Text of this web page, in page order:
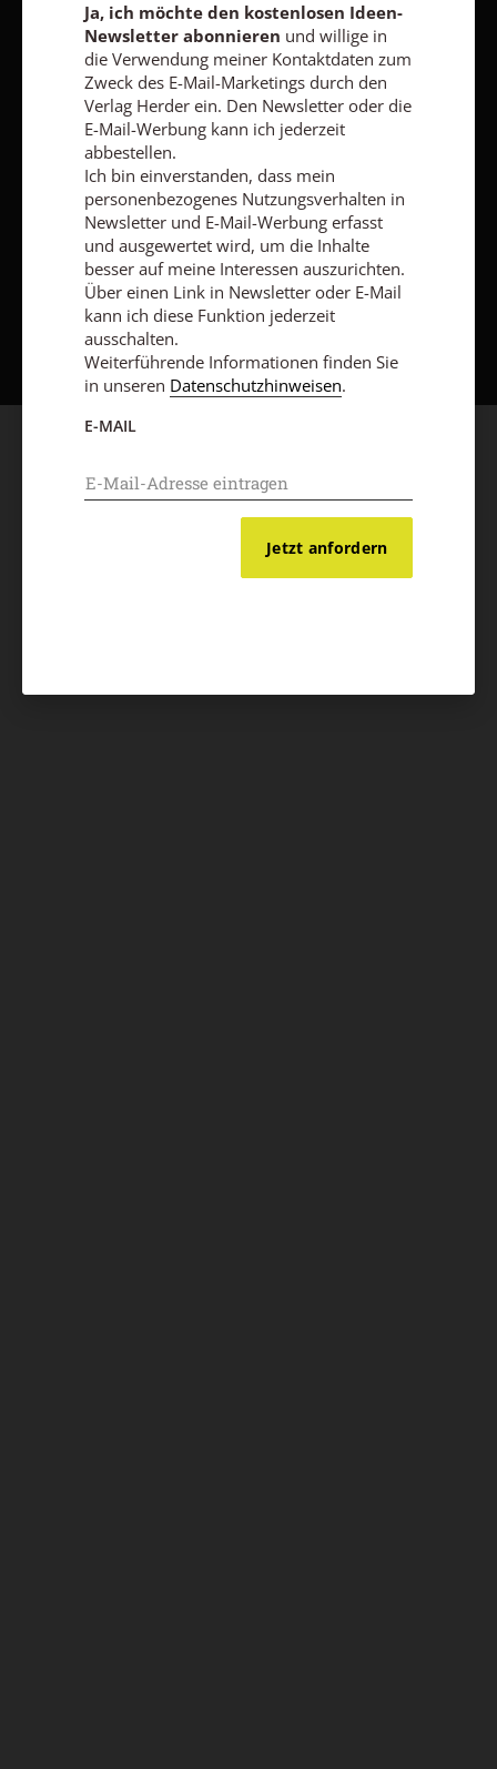
Vertrag widerrufen Abo online kündigen
Nach oben
Ja, ich möchte den kostenlosen Ideen-
Newsletter abonnieren und willige in
die Verwendung meiner Kontaktdaten zum
Zweck des E-Mail-Marketings durch den
Verlag Herder ein. Den Newsletter oder die
E-Mail-Werbung kann ich jederzeit
abbestellen.
Ich bin einverstanden, dass mein
personenbezogenes Nutzungsverhalten in
Newsletter und E-Mail-Werbung erfasst
und ausgewertet wird, um die Inhalte
besser auf meine Interessen auszurichten.
Über einen Link in Newsletter oder E-Mail
kann ich diese Funktion jederzeit
ausschalten.
Weiterführende Informationen finden Sie
in unseren Datenschutzhinweisen.
E-MAIL
Jetzt anfordern